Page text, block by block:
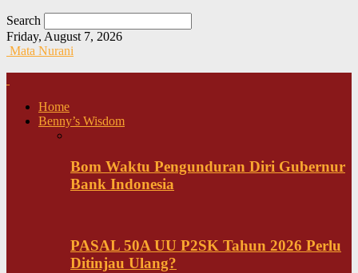
Search
Friday, August 7, 2026
Mata Nurani
Home
Benny’s Wisdom
Bom Waktu Pengunduran Diri Gubernur
Bank Indonesia
PASAL 50A UU P2SK Tahun 2026 Perlu
Ditinjau Ulang?